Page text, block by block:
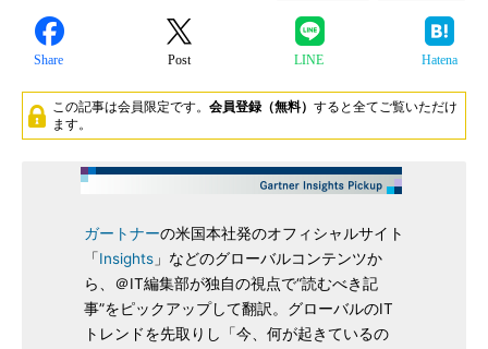
Share Post LINE Hatena
この記事は会員限定です。 会員登録（無料） すると全てご覧いただけ
ます。
ガートナーの米国本社発のオフィシャルサイト
「Insights」などのグローバルコンテンツか
ら、＠IT編集部が独自の視点で“読むべき記
事”をピックアップして翻訳。グローバルのIT
トレンドを先取りし「今、何が起きているの